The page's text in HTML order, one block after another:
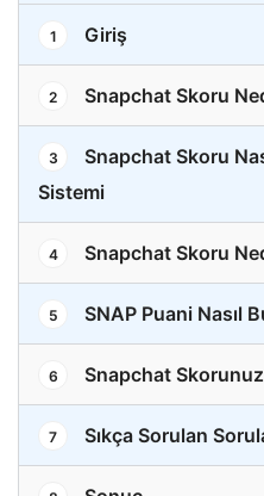
1 Giriş
2 Snapchat Skoru
3
Snapchat Skoru
Sistemi
4 Snapchat Skoru
5 SNAP Puani Nasıl
6 Snapchat
7 Sıkça Sorulan